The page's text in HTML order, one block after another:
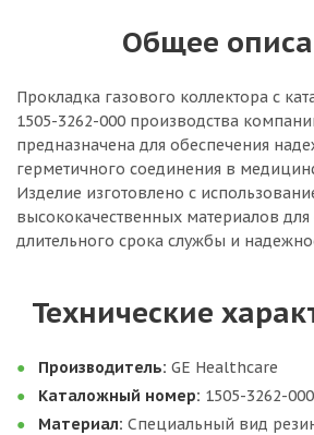
Общее
Прокладка газового коллектора с
1505-3262-000 производства
предназначена для обеспечения
герметичного соединения в
Изделие изготовлено с
высококачественных материалов для
длительного срока службы и
Технические
Производитель: GE Healthcare
Каталожный номер: 1505-3262-000
Материал: Специальный вид